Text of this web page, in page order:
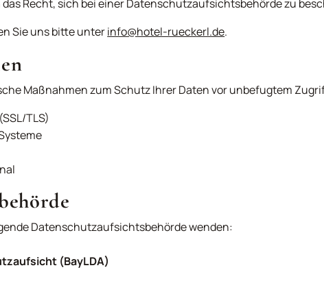
das Recht, sich bei einer Datenschutzaufsichtsbehörde zu
Sie uns bitte unterinfo@hotel-rueckerl.de.
Maßnahmen zum Schutz Ihrer Daten vor unbefugtem
TLS)
Datenschutzaufsichtsbehörde wenden:
(BayLDA)